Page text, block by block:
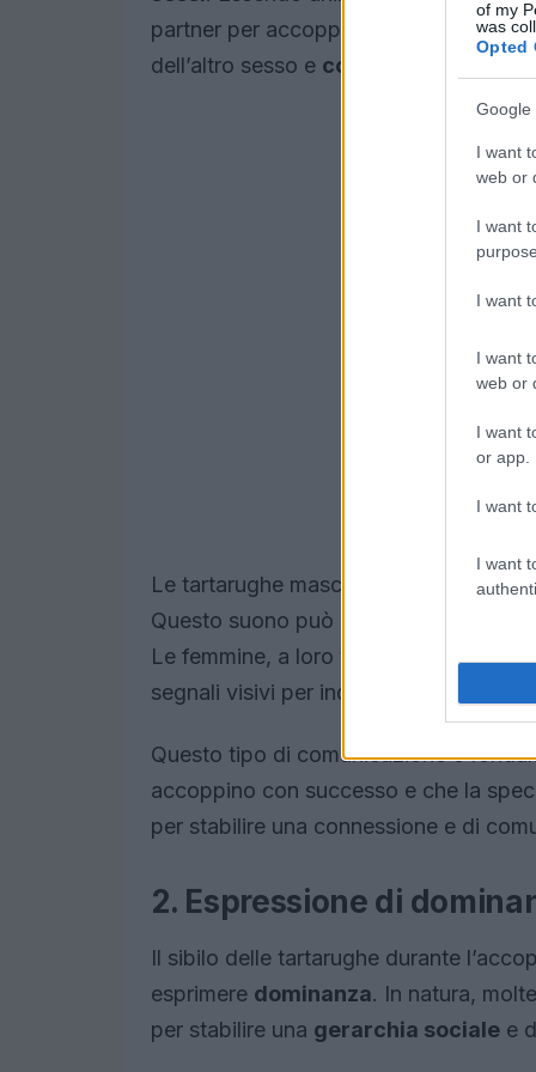
of my
was
Opted
Google
I want
web or
I want
I want
I want
web or
I want
or app.
I want
I want
partner per accoppiarsi e produrre
dell’altro sesso e comunicare il
Le tartarughe maschi emettono un
Questo suono può essere udito a
Le femmine, a loro volta, possono
segnali visivi per indicare il loro
Questo tipo di comunicazione è
accoppino con successo e che la
per stabilire una connessione e di
2. Espressione di
Il sibilo delle tartarughe durante
esprimere dominanza. In natura,
per stabilire una gerarchia sociale e